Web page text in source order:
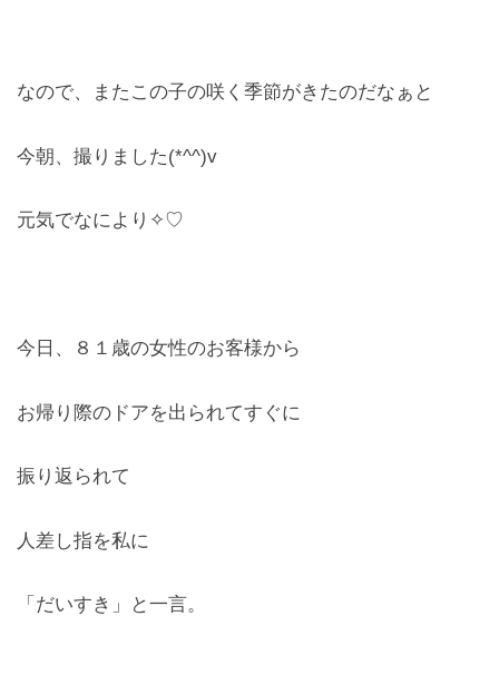
なので、またこの子の咲く季節がきたのだなぁと
今朝、撮りました(*^^)v
元気でなにより✧♡
今日、８１歳の女性のお客様から
お帰り際のドアを出られてすぐに
振り返られて
人差し指を私に
「だいすき」と一言。